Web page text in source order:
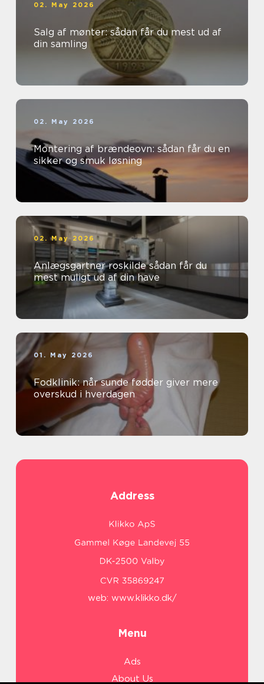
02. May 2026
Salg af mønter: sådan får du mest ud af
din samling
02. May 2026
Montering af brændeovn: sådan får du en
sikker og smuk løsning
02. May 2026
Anlægsgartner roskilde sådan får du
mest muligt ud af din have
01. May 2026
Fodklinik: når sunde fødder giver mere
overskud i hverdagen
Address
web: www.klikko.dk/
Menu
Ads
About Us